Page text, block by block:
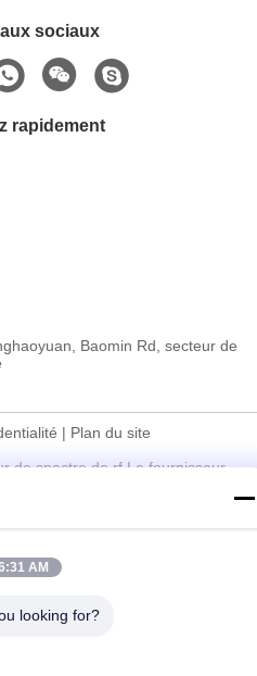
sociaux
rapidement
Baomin Rd, secteur de
| Plan du site
de spectre de rf Le fournisseur.
Electronic Instrument Co. Ltd
AM
looking for?